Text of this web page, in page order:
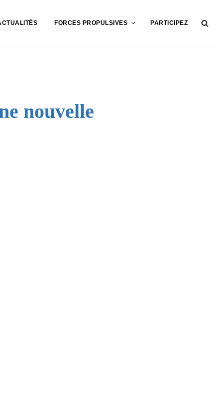
FORCES PROPULSIVES PARTICIPEZ
nouvelle